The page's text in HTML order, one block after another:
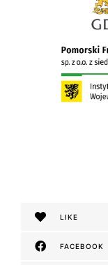
LIKE
FACEBOOK